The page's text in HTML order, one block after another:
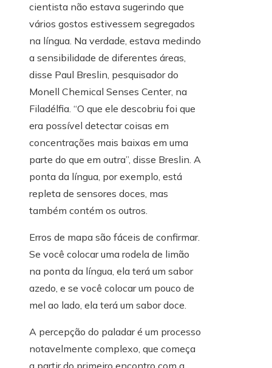
cientista não estava sugerindo que
vários gostos estivessem segregados
na língua. Na verdade, estava medindo
a sensibilidade de diferentes áreas,
disse Paul Breslin, pesquisador do
Monell Chemical Senses Center, na
Filadélfia. “O que ele descobriu foi que
era possível detectar coisas em
concentrações mais baixas em uma
parte do que em outra”, disse Breslin. A
ponta da língua, por exemplo, está
repleta de sensores doces, mas
também contém os outros.
Erros de mapa são fáceis de confirmar.
Se você colocar uma rodela de limão
na ponta da língua, ela terá um sabor
azedo, e se você colocar um pouco de
mel ao lado, ela terá um sabor doce.
A percepção do paladar é um processo
notavelmente complexo, que começa